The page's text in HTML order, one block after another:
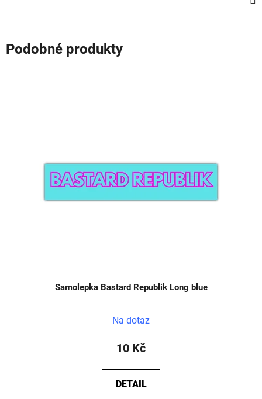
Podobné produkty
Samolepka Bastard Republik Long blue
Na dotaz
10 Kč
DETAIL